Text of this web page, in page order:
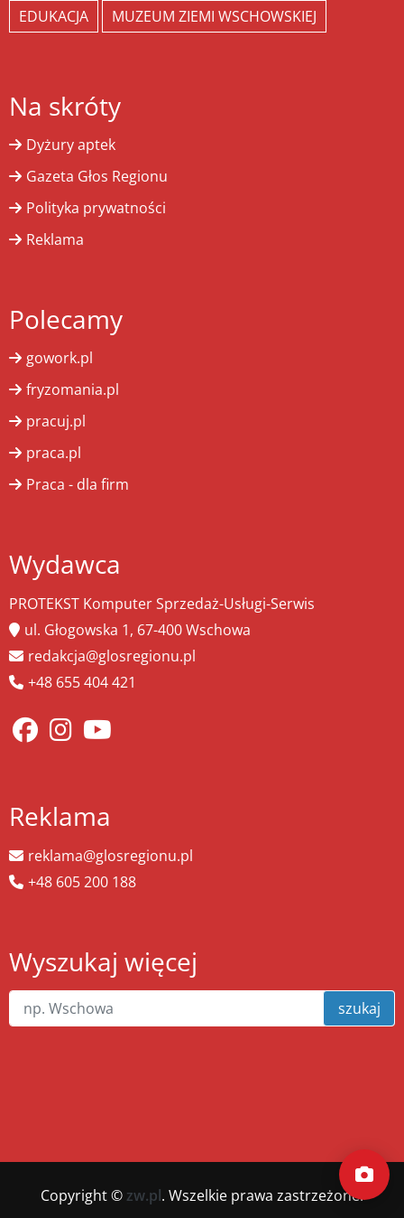
EDUKACJA
MUZEUM ZIEMI WSCHOWSKIEJ
Na skróty
Dyżury aptek
Gazeta Głos Regionu
Polityka prywatności
Reklama
Polecamy
gowork.pl
fryzomania.pl
pracuj.pl
praca.pl
Praca - dla firm
Wydawca
PROTEKST Komputer Sprzedaż-Usługi-Serwis
ul. Głogowska 1, 67-400 Wschowa
redakcja@glosregionu.pl
+48 655 404 421
Reklama
reklama@glosregionu.pl
+48 605 200 188
Wyszukaj więcej
szukaj
Copyright © zw.pl. Wszelkie prawa zastrzeżone.